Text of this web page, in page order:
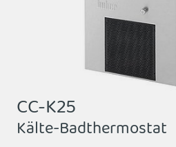
CC-K25
Kälte-Badthermostat